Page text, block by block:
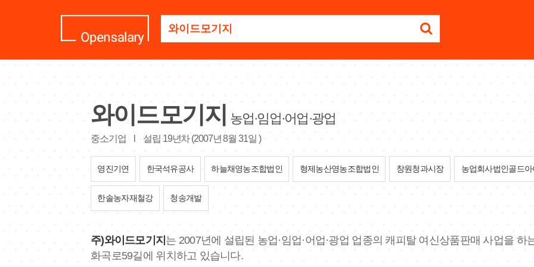
명
요
와이드모기지 농업·임업·어업·광업
중소기업 설립 19년차 (2007년 8월 31일 )
영진기연 한국석유공사 하늘채영농조합법인 형제농산영농조합법인 창원청과시장 농업회사법인골드아
한솔농자재철강 청송개발
주)와이드모기지 는 2007년에 설립된 농업·임업·어업·광업 업종의 캐피탈 여신상품판매 사업을
화곡로59길에 위치하고 있습니다.